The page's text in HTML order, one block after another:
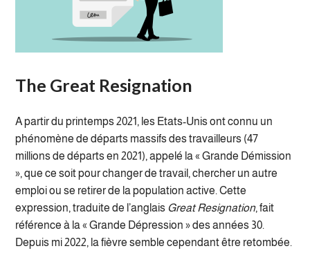
The Great Resignation
A partir du printemps 2021, les Etats-Unis ont connu un
phénomène de départs massifs des travailleurs (47
millions de départs en 2021), appelé la « Grande Démission
», que ce soit pour changer de travail, chercher un autre
emploi ou se retirer de la population active. Cette
expression, traduite de l’anglais Great Resignation, fait
référence à la « Grande Dépression » des années 30.
Depuis mi 2022, la fièvre semble cependant être retombée.